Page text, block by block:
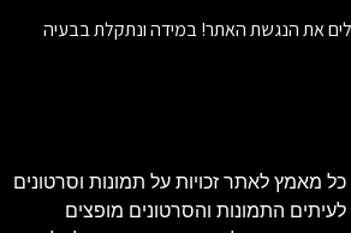
את הנגשת האתר! במידה ונתקלת בבעיה
מאמץ לאתר זכויות על תמונות וסרטונים
התמונות והסרטונים מופצים